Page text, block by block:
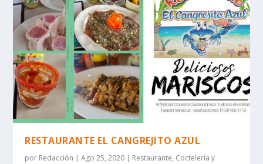
RESTAURANTE EL CANGREJITO AZUL
por Redacción |Ago 25, 2020 Restaurante, Coctelería y